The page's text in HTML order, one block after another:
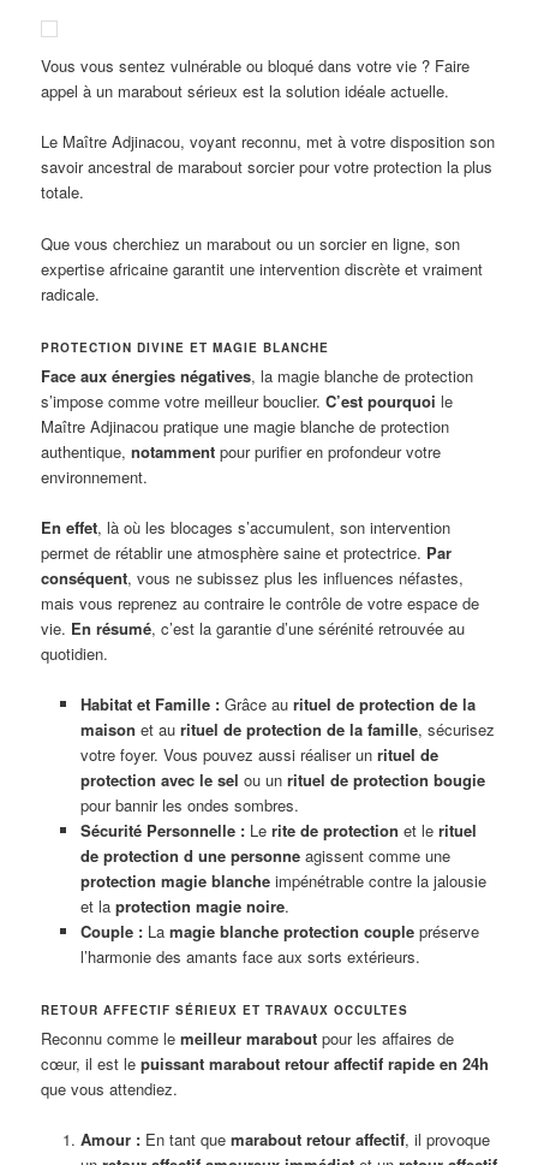
Vous vous sentez vulnérable ou bloqué dans votre vie ? Faire
appel à un marabout sérieux est la solution idéale actuelle.
Le Maître Adjinacou, voyant reconnu, met à votre disposition son
savoir ancestral de marabout sorcier pour votre protection la plus
totale.
Que vous cherchiez un marabout ou un sorcier en ligne, son
expertise africaine garantit une intervention discrète et vraiment
radicale.
PROTECTION DIVINE ET MAGIE BLANCHE
Face aux énergies négatives, la magie blanche de protection
s’impose comme votre meilleur bouclier.C’est pourquoi le
Maître Adjinacou pratique une magie blanche de protection
authentique,notamment pour purifier en profondeur votre
environnement.
En effet, là où les blocages s’accumulent, son intervention
permet de rétablir une atmosphère saine et protectrice. Par
conséquent, vous ne subissez plus les influences néfastes,
mais vous reprenez au contraire le contrôle de votre espace de
vie. En résumé, c’est la garantie d’une sérénité retrouvée au
quotidien.
Habitat et Famille :Grâce au rituel de protection de la
maison et au rituel de protection de la famille, sécurisez
votre foyer. Vous pouvez aussi réaliser un rituel de
protection avec le sel ou un rituel de protection bougie
pour bannir les ondes sombres.
Sécurité Personnelle :Le rite de protection et le rituel
de protection d une personneagissent comme une
protection magie blancheimpénétrable contre la jalousie
et la protection magie noire.
Couple :La magie blanche protection couplepréserve
l’harmonie des amants face aux sorts extérieurs.
RETOUR AFFECTIF SÉRIEUX ET TRAVAUX OCCULTES
Reconnu comme lemeilleur marabout pour les affaires de
cœur, il est lepuissant marabout retour affectif rapide en 24h
que vous attendiez.
Amour :En tant que marabout retour affectif, il provoque